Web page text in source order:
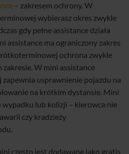
– zakresem ochrony. W
wybierasz okres zwykle
gdy pełne assistance działa
assistance ma ograniczony zakres
ochrona zwykle
W mini assistance
zapewnia usprawnienie pojazdu na
na krótkim dystansie. Mini
wypadku lub kolizji – kierowca nie
czy kradzieży
często jest dodawane jako gratis